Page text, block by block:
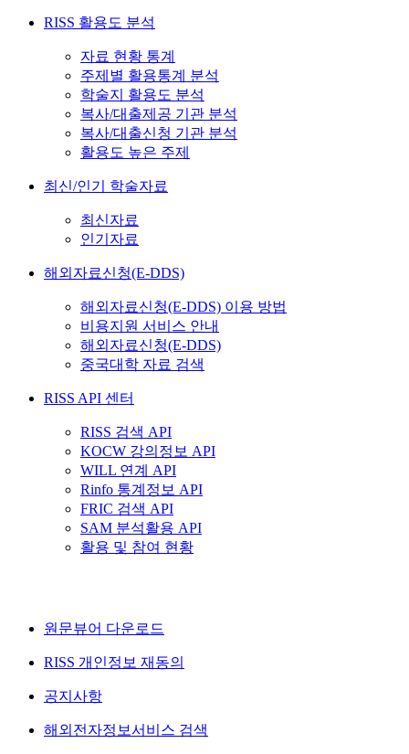
RISS 활용도 분석
자료 현황 통계
주제별 활용통계 분석
학술지 활용도 분석
복사/대출제공 기관 분석
복사/대출신청 기관 분석
활용도 높은 주제
최신/인기 학술자료
최신자료
인기자료
해외자료신청(E-DDS)
해외자료신청(E-DDS) 이용 방법
비용지원 서비스 안내
해외자료신청(E-DDS)
중국대학 자료 검색
RISS API 센터
RISS 검색 API
KOCW 강의정보 API
WILL 연계 API
Rinfo 통계정보 API
FRIC 검색 API
SAM 분석활용 API
활용 및 참여 현황
원문뷰어 다운로드
RISS 개인정보 재동의
공지사항
해외전자정보서비스 검색